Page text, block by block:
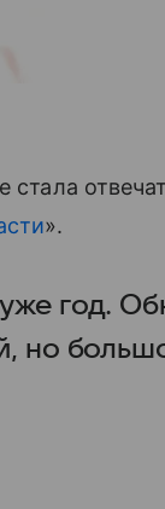
стала
».
год.
но